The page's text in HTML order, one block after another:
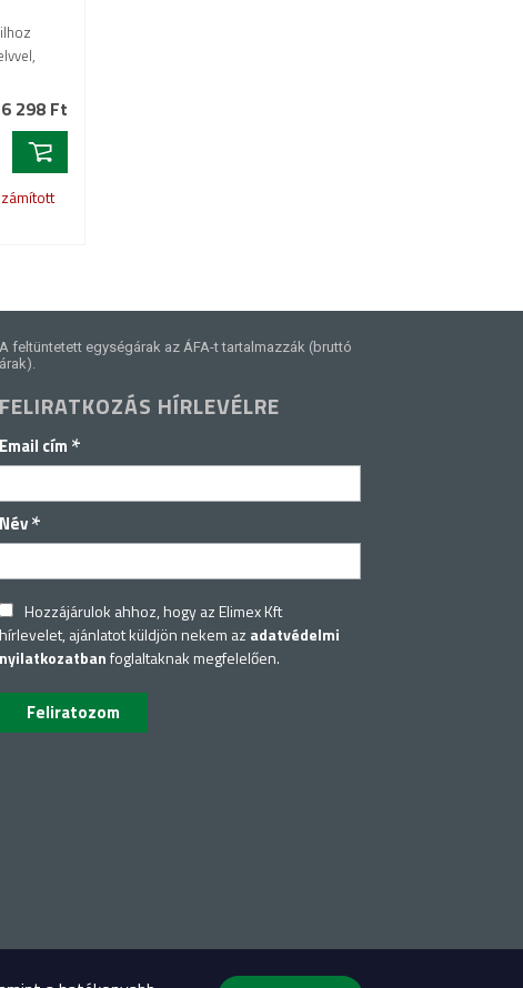
6 298 Ft
A feltüntetett egységárak az ÁFA-t tartalmazzák (bruttó
árak).
FELIRATKOZÁS HÍRLEVÉLRE
Email cím *
Név*
Hozzájárulok ahhoz, hogy az Elimex Kft
hírlevelet, ajánlatot küldjön nekem az adatvédelmi
nyilatkozatbanfoglaltaknak megfelelően.